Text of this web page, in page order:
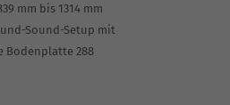
mm bis 1314 mm
Sound-Setup mit
Bodenplatte 288